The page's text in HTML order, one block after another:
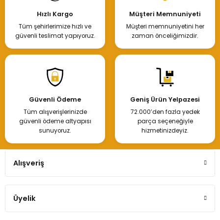
Hızlı Kargo
Tüm şehirlerimize hızlı ve
güvenli teslimat yapıyoruz.
Müşteri Memnuniyeti
Müşteri memnuniyetini her
zaman önceliğimizdir.
Güvenli Ödeme
Tüm alışverişlerinizde
güvenli ödeme altyapısı
sunuyoruz.
Geniş Ürün Yelpazesi
72.000’den fazla yedek
parça seçeneğiyle
hizmetinizdeyiz.
Alışveriş
Üyelik